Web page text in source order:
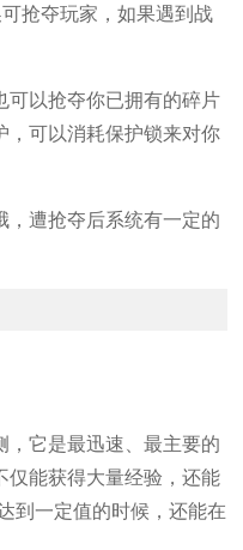
抢夺玩家，如果遇到战
可以抢夺你已拥有的碎片
，可以消耗保护锁来对你
，遭抢夺后系统有一定的
，它是最迅速、最主要的
仅能获得大量经验，还能
到一定值的时候，还能在